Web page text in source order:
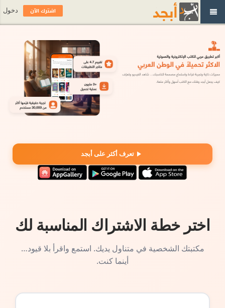
تعرف أكثر على أبجد
اختر خطة الاشتراك المناسبة لك
مكتبتك الشخصية في متناول يديك. استمع واقرأ بلا قيود…
أينما كنت.
اشترك الآن دخول